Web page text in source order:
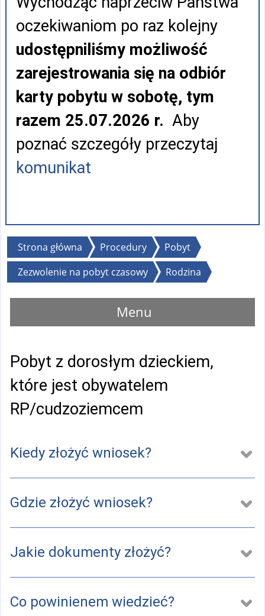
Pouczenia
oczekiwaniom po raz kolejny
udostępniliśmy możliwość
zarejestrowania się na odbiór
karty pobytu w sobotę, tym
razem 25.07.2026 r. Aby
poznać szczegóły przeczytaj
komunikat
Jesteś
tutaj
Strona główna Procedury
Pobyt
Zezwolenie na pobyt czasowy
Rodzina
Menu
Pobyt z dorosłym dzieckiem,
które jest obywatelem
RP/cudzoziemcem
Kiedy złożyć wniosek?
Gdzie złożyć wniosek?
Jakie dokumenty złożyć?
Co powinienem wiedzieć?